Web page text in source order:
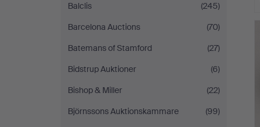
Balclis
(245)
Barcelona Auctions
(70)
Batemans of Stamford
(27)
Bidstrup Auktioner
(6)
Bishop & Miller
(22)
Björnssons Auktionskammare
(99)